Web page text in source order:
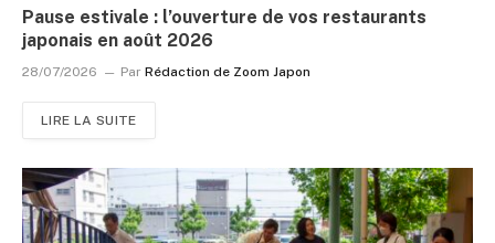
Pause estivale : l’ouverture de vos restaurants
japonais en août 2026
28/07/2026 Par Rédaction de Zoom Japon
LIRE LA SUITE